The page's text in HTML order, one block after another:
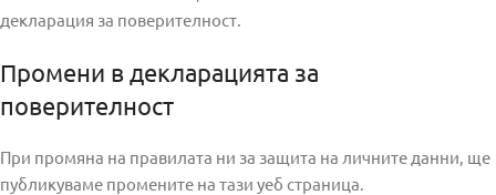
декларация за поверителност.
Промени в декларацията за
поверителност
При промяна на правилата ни за защита на личните данни, ще
публикуваме промените на тази уеб страница.